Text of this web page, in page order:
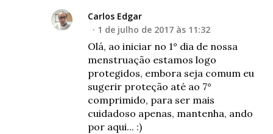
Carlos Edgar
1 de julho de 2017 às 11:32
Olá, ao iniciar no 1° dia de nossa
menstruação estamos logo
protegidos, embora seja comum eu
sugerir proteção até ao 7°
comprimido, para ser mais
cuidadoso apenas, mantenha, ando
por aqui... :)